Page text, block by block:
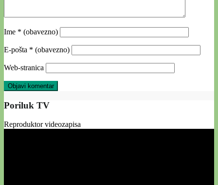
Ime * (obavezno)
E-pošta * (obavezno)
Web-stranica
Poriluk TV
Reproduktor videozapisa